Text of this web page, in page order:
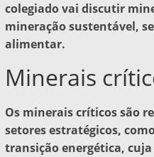
colegiado vai discutir
mineração sustentável,
alimentar.
Minerais
Os minerais críticos são
setores estratégicos,
transição energética,